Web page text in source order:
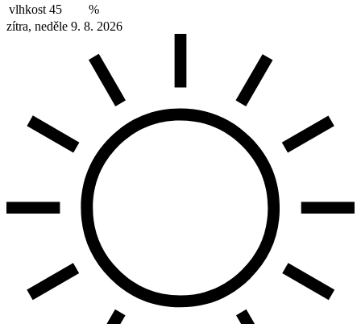
vlhkost 45
%
zítra, neděle 9. 8. 2026